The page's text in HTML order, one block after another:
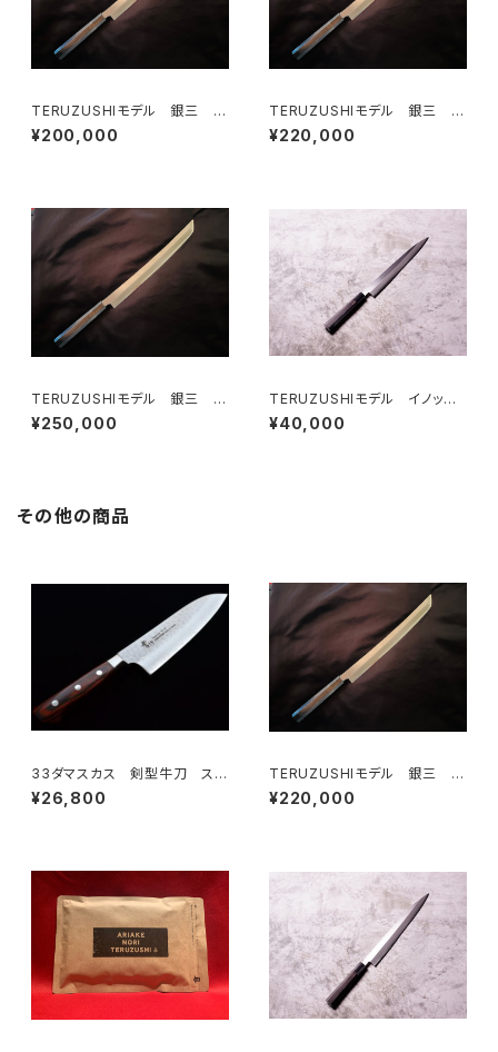
TERUZUSHIモデル 銀三 黒
檀柄 先丸330
¥200,000
TERUZUSHIモデル 銀三 黒
檀柄 先丸360
¥220,000
TERUZUSHIモデル 銀三 黒
檀柄 先丸 390
¥250,000
TERUZUSHIモデル イノック
ス正夫 黒檀柄 240
¥40,000
その他の商品
33ダマスカス 剣型牛刀 スタ
イラビズ緑
¥26,800
TERUZUSHIモデル 銀三 黒
檀柄 先丸360
¥220,000